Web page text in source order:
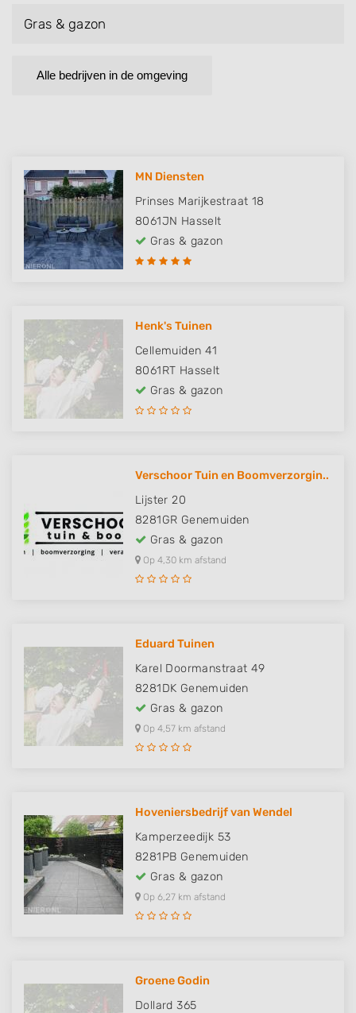
Gras & gazon
Alle bedrijven in de omgeving
MN Diensten
Prinses Marijkestraat 18
8061JN Hasselt
Gras & gazon
Henk's Tuinen
Cellemuiden 41
8061RT Hasselt
Gras & gazon
Verschoor Tuin en Boomverzorgin..
Lijster 20
8281GR Genemuiden
Gras & gazon
Op 4,30 km afstand
Eduard Tuinen
Karel Doormanstraat 49
8281DK Genemuiden
Gras & gazon
Op 4,57 km afstand
Hoveniersbedrijf van Wendel
Kamperzeedijk 53
8281PB Genemuiden
Gras & gazon
Op 6,27 km afstand
Groene Godin
Dollard 365